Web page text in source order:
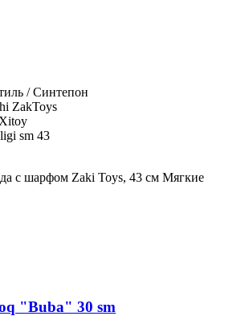
/ Синтепон
ZakToys
Xitoy
sm 43
с шарфом Zaki Toys, 43 см Мягкие
"Buba" 30 sm